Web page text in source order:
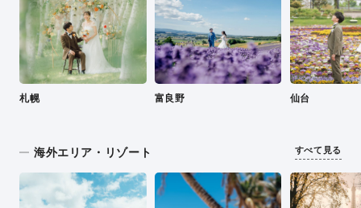
札幌 富良野 仙台
海外エリア・リゾート すべて見る